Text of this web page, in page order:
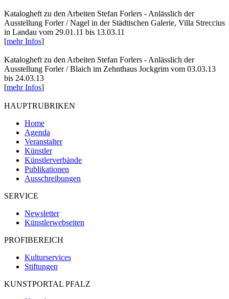
Katalogheft zu den Arbeiten Stefan Forlers - Anlässlich der
Ausstellung Forler / Nagel in der Städtischen Galerie, Villa Streccius
in Landau vom 29.01.11 bis 13.03.11
[mehr Infos]
Katalogheft zu den Arbeiten Stefan Forlers - Anlässlich der
Ausstellung Forler / Blaich im Zehnthaus Jockgrim vom 03.03.13
bis 24.03.13
[mehr Infos]
HAUPTRUBRIKEN
Home
Agenda
Veranstalter
Künstler
Künstlerverbände
Publikationen
Ausschreibungen
SERVICE
Newsletter
Künstlerwebseiten
PROFIBEREICH
Kulturservices
Stiftungen
KUNSTPORTAL PFALZ